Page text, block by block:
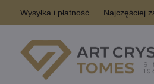
Wysyłka i płatność Najczęściej